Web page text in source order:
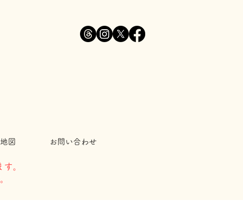
地図 お問い合わせ
。